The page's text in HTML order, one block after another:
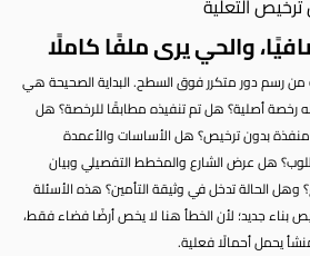
والحي يرى ملفًا كاملًا
من رسم دور متكرر فوق السطح. البداية الصحيحة هي
رخصة أصلية؟ هل تم تنفيذه مطابقًا للرخصة؟ هل
منفذة بدون ترخيص؟ هل الأساسات والأعمدة
هل عرض الشارع والمخطط التفصيلي وبيان
وهل الحالة تدخل في وثيقة التأمين؟ هذه الأسئلة
بناء جديد؛ لأن الخطأ هنا لا يخص أرضًا فضاء فقط،
يحمل أحمالًا فعلية.